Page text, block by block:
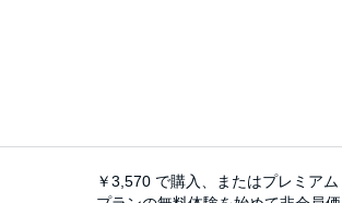
￥3,570 で購入、またはプレミアム